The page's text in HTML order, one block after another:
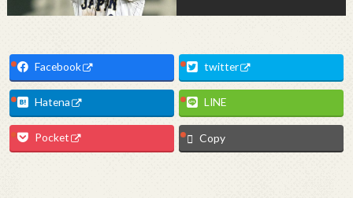
Facebook twitter
Hatena LINE
Pocket Copy